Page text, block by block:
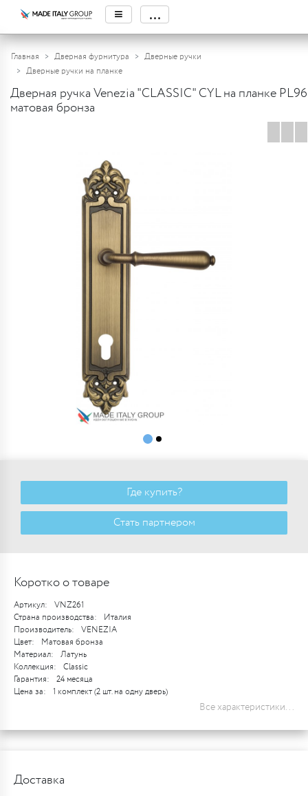
≡ ...
Главная Дверная фурнитура
Дверные ручки
Дверные ручки на планке
Дверная ручка Venezia "CLASSIC" CYL на планке PL96
матовая бронза
Где купить?
Стать партнером
Коротко о товаре
Артикул:
VNZ261
Страна производства:
Италия
Производитель:
VENEZIA
Цвет:
Матовая бронза
Материал:
Латунь
Коллекция:
Classic
Гарантия:
24 месяца
Цена за:
1 комплект (2 шт. на одну дверь)
Все характеристики...
Доставка